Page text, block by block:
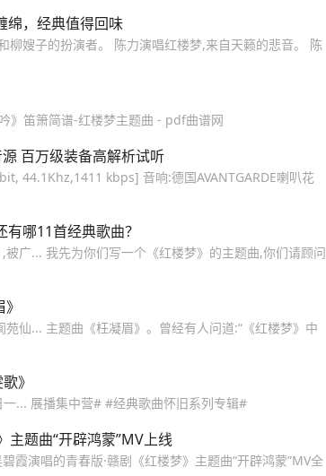
绵，经典值得回味
柳嫂子的扮演者。 陈力演唱红楼梦,来自天籁的悲音。 陈
》笛箫简谱-红楼梦主题曲 - pdf曲谱网
百万级装备高解析试听
44.1Khz,1411 kbps] 音响:德国AVANTGARDE喇叭花
哪11首经典歌曲？
广... 我先为你们写一个《红楼梦》的主题曲,你们请顾问
仙... 主题曲《枉凝眉》。曾经有人问道:“《红楼梦》中
》
... 展播集中营# #经典歌曲怀旧系列专辑#
主题曲“开辟鸿蒙”MV上线
霞演唱的青春版·赣剧《红楼梦》主题曲“开辟鸿蒙”MV全